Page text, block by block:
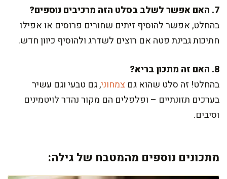
7. האם אפשר לשלב בסלט הזה מרכיבים נוספים?
בהחלט, אפשר להוסיף זיתים שחורים פרוסים או אפילו
חתיכות גבינת פטה אם רוצים לשדרג ולהוסיף כיוון חדש.
8. האם זה מתכון בריא?
בהחלט! זה סלט שהוא גם צמחוני, גם טבעי וגם עשיר
בערכים תזונתיים – ופלפלים הם מקור נהדר לויטמינים
וסיבים.
מתכונים נוספים מהמטבח של גילה: